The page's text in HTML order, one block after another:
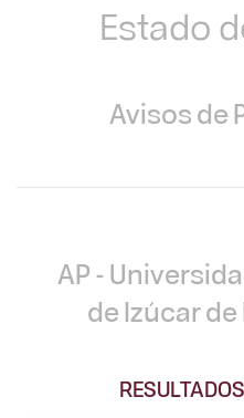
Estado
Avisos de
AP -
de Izúcar